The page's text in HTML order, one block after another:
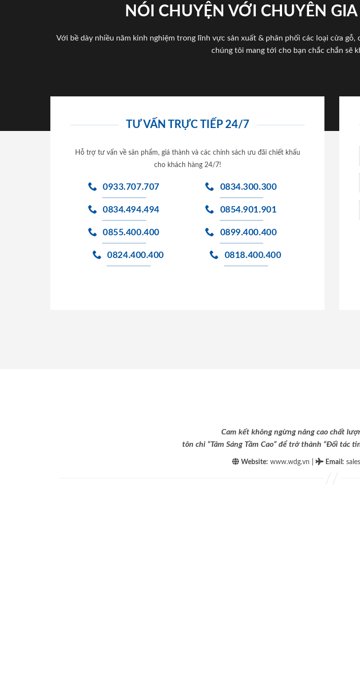
NÓI CHUYỆN VỚI CHUYÊN
Với bề dày nhiều năm kinh nghiệm trong lĩnh vực sản xuất & phân phối các loại cửa
chúng tôi mang tới cho bạn chắc chắn sẽ
TƯ VẤN TRỰC TIẾP 24/7
Hỗ trợ tư vấn về sản phẩm, giá thành và các chính sách ưu đãi chiết khấu
cho khách hàng 24/7!
0933.707.707
0834.494.494
0855.400.400
0824.400.400
0834.300.300
0854.901.901
0899.400.400
0818.400.400
Cam kết không ngừng nâng cao chất
tôn chỉ “Tâm Sáng Tầm Cao” để trở thành “Đối tác
Website: www.wdg.vn Email :